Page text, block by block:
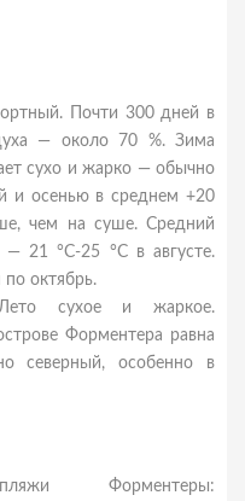
Почти 300 дней в
— около 70 %. Зима
сухо и жарко — обычно
и осенью в среднем +20
чем на суше. Средний
21 °C-25 °C в августе.
по октябрь.
сухое и жаркое.
Форментера равна
северный, особенно в
Форментеры: